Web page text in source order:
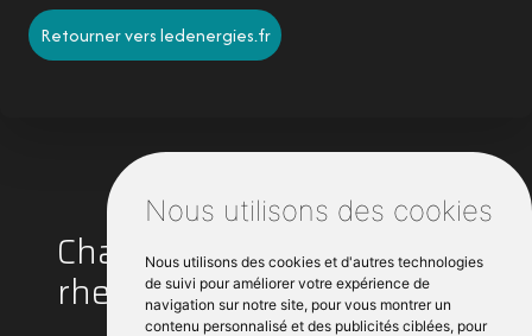
Nous utilisons des cookies
Nous utilisons des cookies et d'autres technologies
de suivi pour améliorer votre expérience de
navigation sur notre site, pour vous montrer un
contenu personnalisé et des publicités ciblées, pour
Retourner vers ledenergies.fr
Chauffagiste autour de Le
rheu :